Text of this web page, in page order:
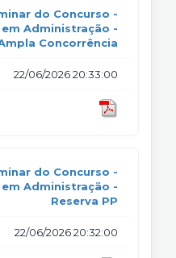
do Concurso -
Administração -
Concorrência
22/06/2026 20:33:00
do Concurso -
Administração -
Reserva PP
22/06/2026 20:32:00